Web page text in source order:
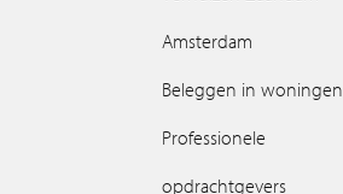
Amsterdam
Beleggen in woningen
Professionele
opdrachtgevers